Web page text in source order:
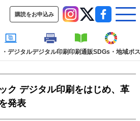
購読をお申込み
・デジタルデジタル印刷印刷通販SDGs・地域ポ
ク デジタル印刷をはじめ、革
発表